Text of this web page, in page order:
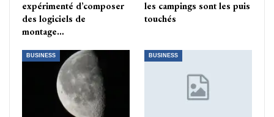
expérimenté d’composer
des logiciels de
montage…
les campings sont les puis
touchés
BUSINESS BUSINESS